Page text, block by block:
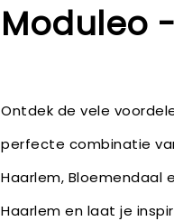
Moduleo
Ontdek de vele
perfecte combinatie
Haarlem, Bloemendaal
Haarlem en laat je